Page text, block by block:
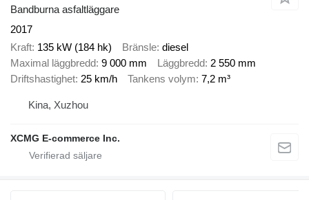
Bandburna asfaltläggare
2017
Kraft 135 kW (184 hk) Bränsle diesel
Maximal läggbredd 9 000 mm Läggbredd 2 550 mm
Driftshastighet 25 km/h Tankens volym 7,2 m³
Kina, Xuzhou
XCMG E-commerce Inc.